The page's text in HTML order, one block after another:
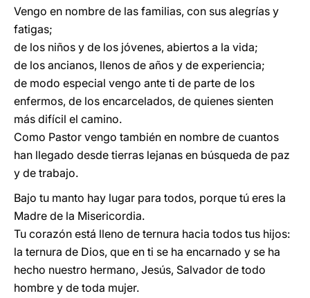
Vengo en nombre de las familias, con sus alegrías y
fatigas;
de los niños y de los jóvenes, abiertos a la vida;
de los ancianos, llenos de años y de experiencia;
de modo especial vengo ante ti de parte de los
enfermos, de los encarcelados, de quienes sienten
más difícil el camino.
Como Pastor vengo también en nombre de cuantos
han llegado desde tierras lejanas en búsqueda de paz
y de trabajo.
Bajo tu manto hay lugar para todos, porque tú eres la
Madre de la Misericordia.
Tu corazón está lleno de ternura hacia todos tus hijos:
la ternura de Dios, que en ti se ha encarnado y se ha
hecho nuestro hermano, Jesús, Salvador de todo
hombre y de toda mujer.